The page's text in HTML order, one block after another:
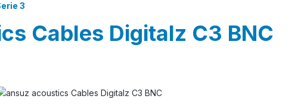
3
Cables Digitalz C3 BNC